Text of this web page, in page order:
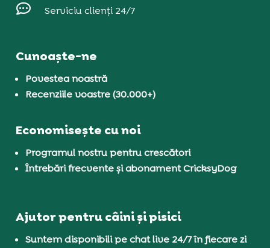
 Serviciu clienți 24/7
Cunoaște-ne
Povestea noastră
Recenziile voastre (30.000+)
Economisește cu noi
Programul nostru pentru crescători
Întrebări frecvente și abonament CricksyDog
Ajutor pentru câini și pisici
Suntem disponibili pe chat live 24/7 în fiecare zi